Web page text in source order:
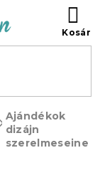
Ajándékok
dizájn
szerelmeseinek